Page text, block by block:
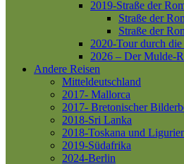
2019-Straße der
Straße der
Straße der
2020-Tour durch
2026 – Der Mulde-
Andere Reisen
Mitteldeutschland
2017- Mallorca
2017- Bretonischer
2018-Sri Lanka
2018-Toskana und
2019-Südafrika
2024-Berlin